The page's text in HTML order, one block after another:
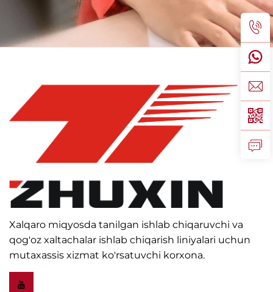
Xalqaro miqyosda tanilgan ishlab chiqaruvchi va
qog'oz xaltachalar ishlab chiqarish liniyalari uchun
mutaxassis xizmat ko'rsatuvchi korxona.